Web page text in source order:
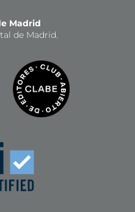
Madrid
de Madrid.